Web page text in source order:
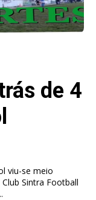
de 4
viu-se meio
Sintra Football